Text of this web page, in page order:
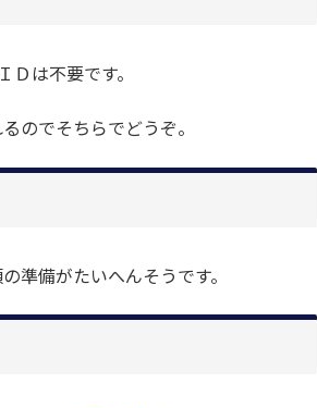
は不要です。
のでそちらでどうぞ。
準備がたいへんそうです。